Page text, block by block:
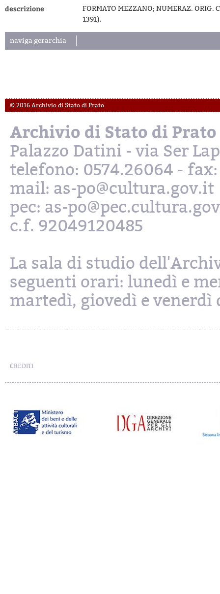
descrizione
FORMATO MEZZANO; NUMERAZ. ORIG.
1391).
naviga gerarchia
© 2016 Archivio di Stato di Prato
Archivio di Stato di Prato
Palazzo Datini - via Ser
telefono: 0574.26064 - fax:
mail: as-po@cultura.gov.it
pec: as-
c.f. 92049120485
La sala di studio
seguenti orari: lunedì e
martedì, giovedì e venerdì
CREDITI